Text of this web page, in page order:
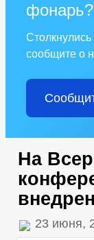
фонарь?
сообщите о
На
23 июня,